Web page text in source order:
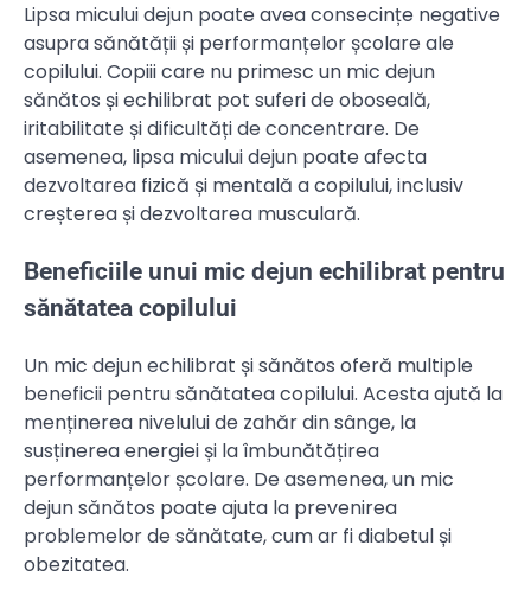
Lipsa micului dejun poate avea consecințe negative
asupra sănătății și performanțelor școlare ale
copilului. Copiii care nu primesc un mic dejun
sănătos și echilibrat pot suferi de oboseală,
iritabilitate și dificultăți de concentrare. De
asemenea, lipsa micului dejun poate afecta
dezvoltarea fizică și mentală a copilului, inclusiv
creșterea și dezvoltarea musculară.
Beneficiile unui mic dejun echilibrat pentru
sănătatea copilului
Un mic dejun echilibrat și sănătos oferă multiple
beneficii pentru sănătatea copilului. Acesta ajută la
menținerea nivelului de zahăr din sânge, la
susținerea energiei și la îmbunătățirea
performanțelor școlare. De asemenea, un mic
dejun sănătos poate ajuta la prevenirea
problemelor de sănătate, cum ar fi diabetul și
obezitatea.